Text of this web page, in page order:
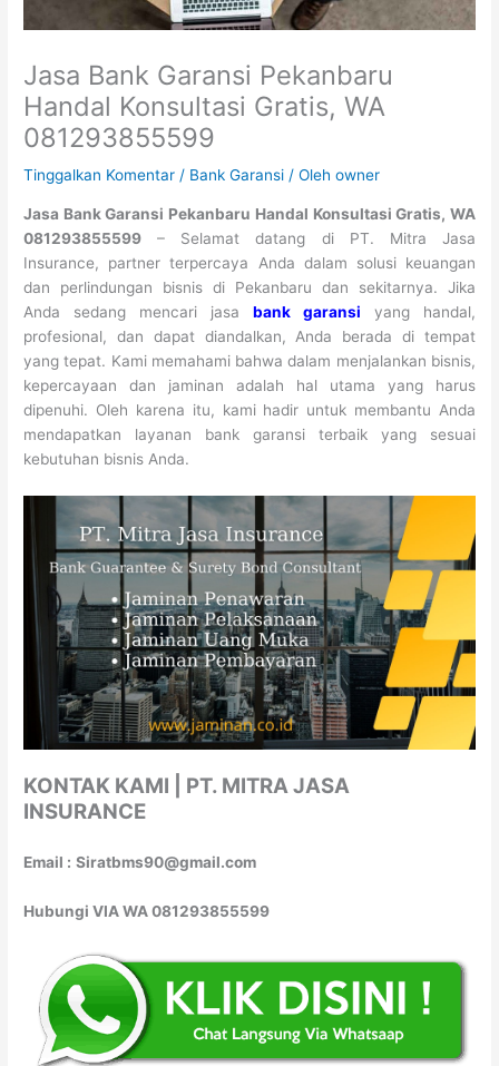
Jasa Bank Garansi Pekanbaru
Handal Konsultasi Gratis, WA
081293855599
Tinggalkan Komentar / Bank Garansi / Olehowner
Jasa Bank Garansi Pekanbaru Handal Konsultasi Gratis, WA
081293855599 – Selamat datang di PT. Mitra Jasa
Insurance, partner terpercaya Anda dalam solusi keuangan
dan perlindungan bisnis di Pekanbaru dan sekitarnya. Jika
Anda sedang mencari jasa bank garansi yang handal,
profesional, dan dapat diandalkan, Anda berada di tempat
yang tepat. Kami memahami bahwa dalam menjalankan bisnis,
kepercayaan dan jaminan adalah hal utama yang harus
dipenuhi. Oleh karena itu, kami hadir untuk membantu Anda
mendapatkan layanan bank garansi terbaik yang sesuai
kebutuhan bisnis Anda.
KONTAK KAMI | PT. MITRA JASA
INSURANCE
Email : Siratbms90@gmail.com
Hubungi VIA WA 081293855599